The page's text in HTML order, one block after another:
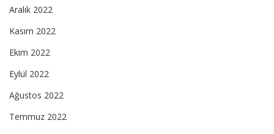
Aralık 2022
Kasım 2022
Ekim 2022
Eylül 2022
Ağustos 2022
Temmuz 2022